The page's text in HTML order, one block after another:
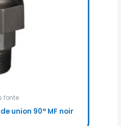
fonte
union 90° MF noir